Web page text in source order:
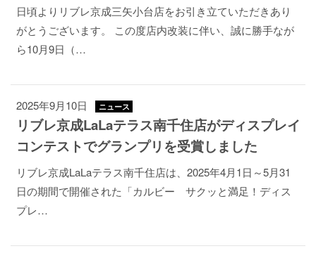
日頃よりリブレ京成三矢小台店をお引き立ていただきあり
がとうございます。 この度店内改装に伴い、誠に勝手なが
ら10月9日（…
2025年9月10日 ニュース
リブレ京成LaLaテラス南千住店がディスプレイ
コンテストでグランプリを受賞しました
リブレ京成LaLaテラス南千住店は、2025年4月1日～5月31
日の期間で開催された「カルビー サクッと満足！ディス
プレ…